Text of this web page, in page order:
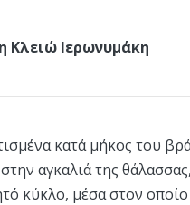
Κλειώ Ιερωνυμάκη
κατά μήκος του
στην αγκαλιά της
κύκλο, μέσα στον οποίο